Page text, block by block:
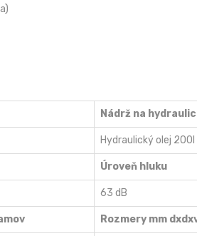
Nádrž na
Hydraulický olej 200l
Úroveň hluku
63 dB
Rozmery mm